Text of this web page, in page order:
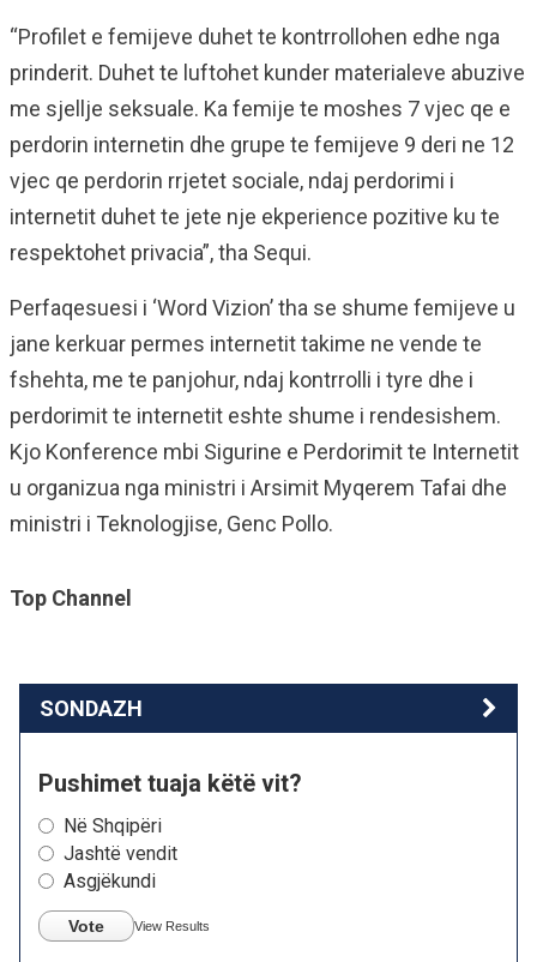
“Profilet e femijeve duhet te kontrrollohen edhe nga
prinderit. Duhet te luftohet kunder materialeve abuzive
me sjellje seksuale. Ka femije te moshes 7 vjec qe e
perdorin internetin dhe grupe te femijeve 9 deri ne 12
vjec qe perdorin rrjetet sociale, ndaj perdorimi i
internetit duhet te jete nje ekperience pozitive ku te
respektohet privacia”, tha Sequi.
Perfaqesuesi i ‘Word Vizion’ tha se shume femijeve u
jane kerkuar permes internetit takime ne vende te
fshehta, me te panjohur, ndaj kontrrolli i tyre dhe i
perdorimit te internetit eshte shume i rendesishem.
Kjo Konference mbi Sigurine e Perdorimit te Internetit
u organizua nga ministri i Arsimit Myqerem Tafai dhe
ministri i Teknologjise, Genc Pollo.
Top Channel
SONDAZH
Pushimet tuaja këtë vit?
Në Shqipëri
Jashtë vendit
Asgjëkundi
Vote View Results